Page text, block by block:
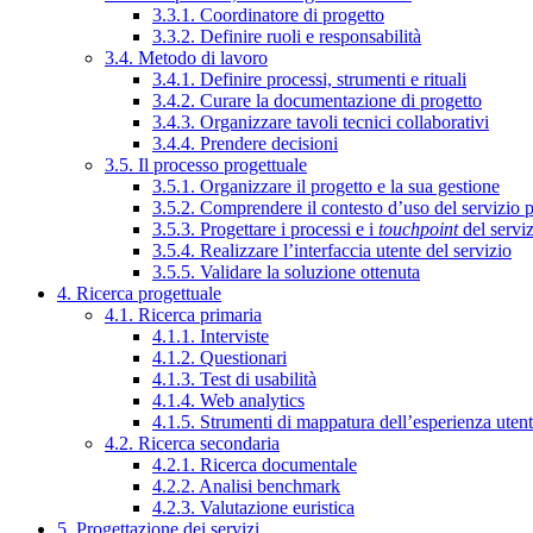
3.3.1. Coordinatore di progetto
3.3.2. Definire ruoli e responsabilità
3.4. Metodo di lavoro
3.4.1. Definire processi, strumenti e rituali
3.4.2. Curare la documentazione di progetto
3.4.3. Organizzare tavoli tecnici collaborativi
3.4.4. Prendere decisioni
3.5. Il processo progettuale
3.5.1. Organizzare il progetto e la sua gestione
3.5.2. Comprendere il contesto d’uso del servizio
3.5.3. Progettare i processi e i touchpointdel
3.5.4. Realizzare l’interfaccia utente del servizio
3.5.5. Validare la soluzione ottenuta
4. Ricerca progettuale
4.1. Ricerca primaria
4.1.1. Interviste
4.1.2. Questionari
4.1.3. Test di usabilità
4.1.4. Web analytics
4.1.5. Strumenti di mappatura dell’esperienza
4.2. Ricerca secondaria
4.2.1. Ricerca documentale
4.2.2. Analisi benchmark
4.2.3. Valutazione euristica
5. Progettazione dei servizi